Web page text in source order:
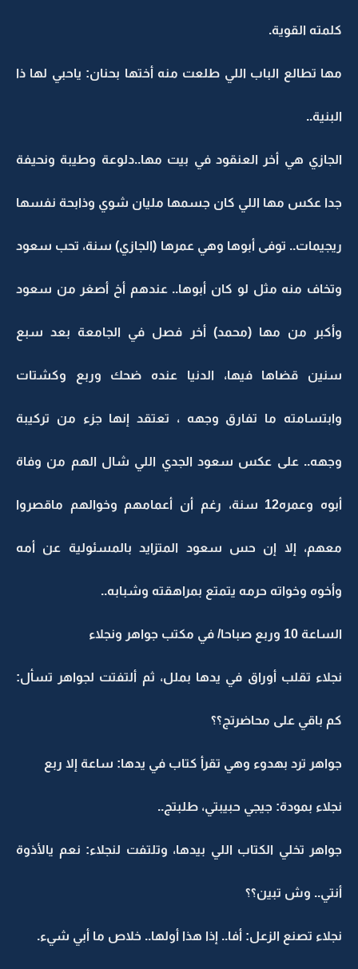
كلمته القوية.
مها تطالع الباب اللي طلعت منه أختها بحنان: ياحبي لها ذا
البنية..
الجازي هي أخر العنقود في بيت مها..دلوعة وطيبة ونحيفة
جدا عكس مها اللي كان جسمها مليان شوي وذابحة نفسها
ريجيمات.. توفى أبوها وهي عمرها (الجازي) سنة، تحب سعود
وتخاف منه مثل لو كان أبوها.. عندهم أخ أصغر من سعود
وأكبر من مها (محمد) أخر فصل في الجامعة بعد سبع
سنين قضاها فيها، الدنيا عنده ضحك وربع وكشتات
وابتسامته ما تفارق وجهه ، تعتقد إنها جزء من تركيبة
وجهه.. على عكس سعود الجدي اللي شال الهم من وفاة
أبوه وعمره12 سنة، رغم أن أعمامهم وخوالهم ماقصروا
معهم، إلا إن حس سعود المتزايد بالمسئولية عن أمه
وأخوه وخواته حرمه يتمتع بمراهقته وشبابه..
الساعة 10 وربع صباحا/ في مكتب جواهر ونجلاء
نجلاء تقلب أوراق في يدها بملل، ثم ألتفتت لجواهر تسأل:
كم باقي على محاضرتج؟؟
جواهر ترد بهدوء وهي تقرأ كتاب في يدها: ساعة إلا ربع
نجلاء بمودة: جيجي حبيبتي، طلبتج..
جواهر تخلي الكتاب اللي بيدها، وتلتفت لنجلاء: نعم يالأذوة
أنتي.. وش تبين؟؟
نجلاء تصنع الزعل: أفا.. إذا هذا أولها.. خلاص ما أبي شيء.